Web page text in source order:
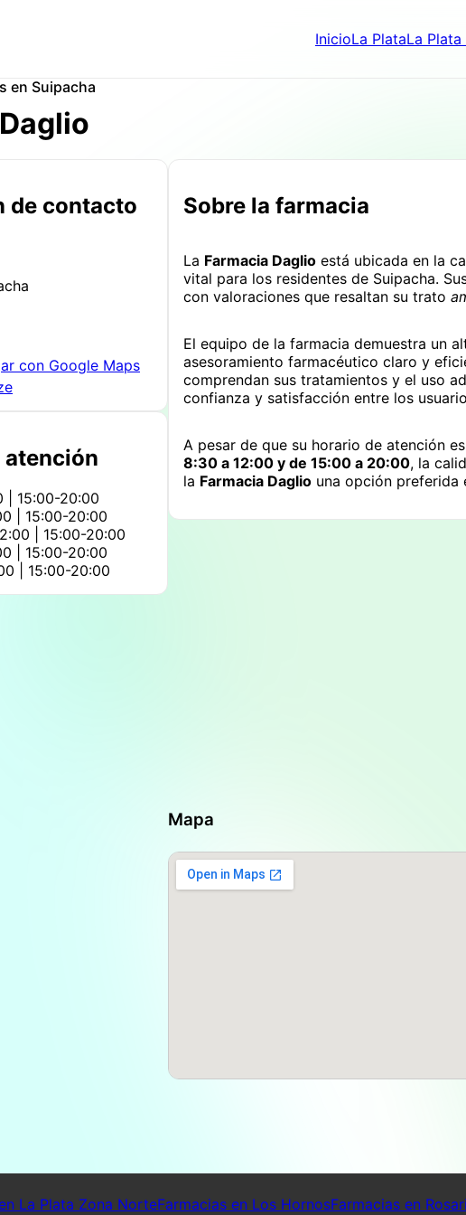
InicioLa PlataLa
en Suipacha
de contacto
con Google Maps
atención
| 15:00-20:00
| 15:00-20:00
| 15:00-20:00
| 15:00-20:00
| 15:00-20:00
Sobre la farmacia
La Farmacia Daglio está ubicada en la
vital para los residentes de Suipacha.
con valoraciones que resaltan su trato
El equipo de la farmacia demuestra un
asesoramiento farmacéutico claro y
comprendan sus tratamientos y el uso
confianza y satisfacción entre los
A pesar de que su horario de atención
8:30 a 12:00 y de 15:00 a 20:00, la
la Farmacia Daglio una opción preferida
Mapa
La Plata Zona NorteFarmacias en Los HornosFarmacias en